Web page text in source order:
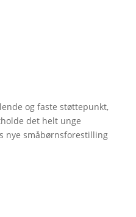
og faste støttepunkt,
det helt unge
nye småbørnsforestilling